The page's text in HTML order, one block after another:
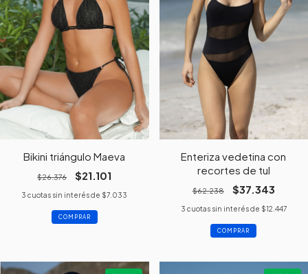
Bikini triángulo Maeva
$26.376 $21.101
3 cuotas sin interés de $7.033
COMPRAR
Enteriza vedetina con
recortes de tul
$62.238 $37.343
3 cuotas sin interés de $12.447
COMPRAR